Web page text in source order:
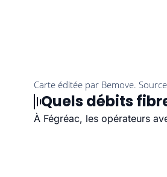
Quels débits
À Fégréac, les opérateurs